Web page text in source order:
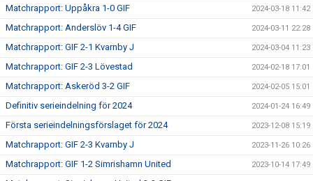
Matchrapport: Uppåkra 1-0 GIF 2024-03-18 11:42
Matchrapport: Anderslöv 1-4 GIF 2024-03-11 22:28
Matchrapport: GIF 2-1 Kvarnby J 2024-03-04 11:23
Matchrapport: GIF 2-3 Lövestad 2024-02-18 17:01
Matchrapport: Askeröd 3-2 GIF 2024-02-05 15:01
Definitiv serieindelning för 2024 2024-01-24 16:49
Första serieindelningsförslaget för 2024 2023-12-08 15:19
Matchrapport: GIF 2-3 Kvarnby J 2023-11-26 10:26
Matchrapport: GIF 1-2 Simrishamn United 2023-10-14 17:49